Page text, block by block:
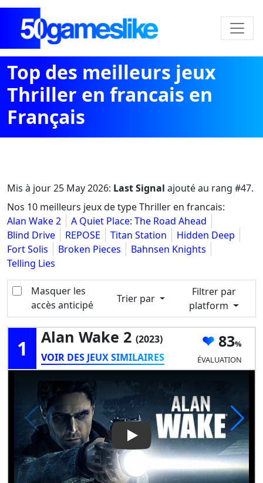
Top des meilleurs jeux
Thriller en francais en
Français
Mis à jour25 May 2026: Last Signal ajouté au rang #47.
Nos 10 meilleurs jeux de type Thriller en francais:
Alan Wake 2
A Quiet Place: The Road Ahead
Blind Drive
REPOSE Titan Station
Hidden Deep
Fort Solis
Broken Pieces
Bahnsen Knights
Telling Lies
Masquer les
accès anticipé
Trier par
Filtrer par
platform
1 Alan Wake 2 (2023)
VOIR DES JEUX SIMILAIRES
83
ÉVALUATION
Play Video: Alan Wake 2